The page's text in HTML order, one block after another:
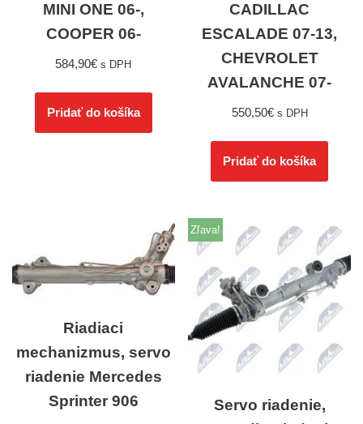
MINI ONE 06-,
COOPER 06-
584,90€ s DPH
Pridať do košíka
CADILLAC
ESCALADE 07-13,
CHEVROLET
AVALANCHE 07-
550,50€ s DPH
Pridať do košíka
Riadiaci
mechanizmus, servo
riadenie Mercedes
Sprinter 906
Zľava!
Servo riadenie,